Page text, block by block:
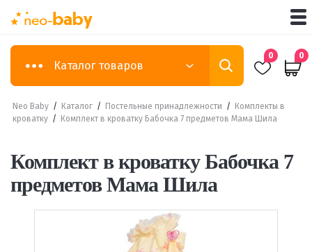
Каталог товаров
0 0
Neo Baby / Каталог / Постельные принадлежности /
Комплекты в
кроватку / Комплект в кроватку Бабочка 7 предметов Мама Шила
Комплект в кроватку Бабочка 7
предметов Мама Шила